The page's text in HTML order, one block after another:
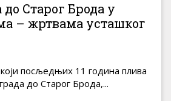
Старог Брода у
– жртвама усташког
посљедњих 11 година плива
до Старог Брода,...